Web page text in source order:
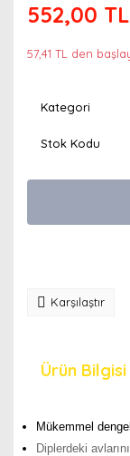
552,00 TL
57,41 TL den
Kategori
Stok Kodu
Karşılaştır
Ürün Bilgisi
Mükemmel
Diplerdeki